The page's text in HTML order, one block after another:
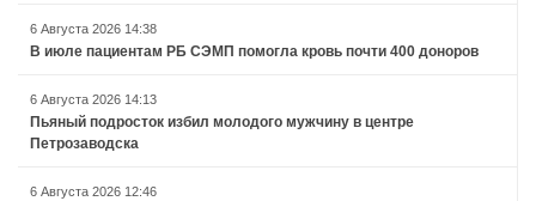
6 Августа 2026 14:38
В июле пациентам РБ СЭМП помогла кровь почти 400 доноров
6 Августа 2026 14:13
Пьяный подросток избил молодого мужчину в центре
Петрозаводска
6 Августа 2026 12:46